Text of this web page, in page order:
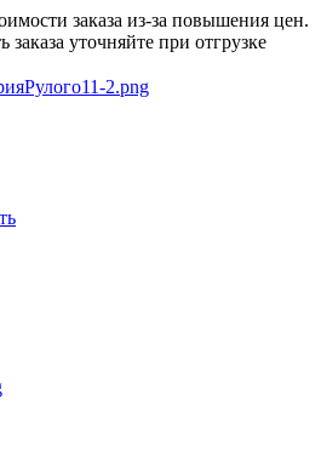
заказа из-за повышения цен.
уточняйте при отгрузке